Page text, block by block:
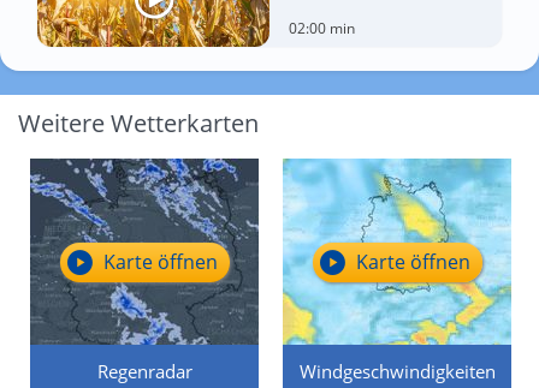
02:00 min
Weitere Wetterkarten
Regenradar
Karte öffnen
Windgeschwindigkeiten
Karte öffnen